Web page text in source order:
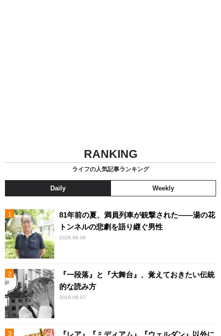
RANKING
ライフの人気記事ランキング
Daily Weekly
81年前の夏、満員列車が銃撃された――湯の花
トンネルの悲劇を語り継ぐ男性
2026.08.06
『一段落』と『大舞台』、覚えておきたい伝統
的な読み方
2018.08.07
『レア』『ミディアム』『ウェルダン』以外に